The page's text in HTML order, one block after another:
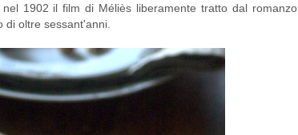
1902 il film di Méliès liberamente tratto dal romanzo
di oltre sessant'anni.